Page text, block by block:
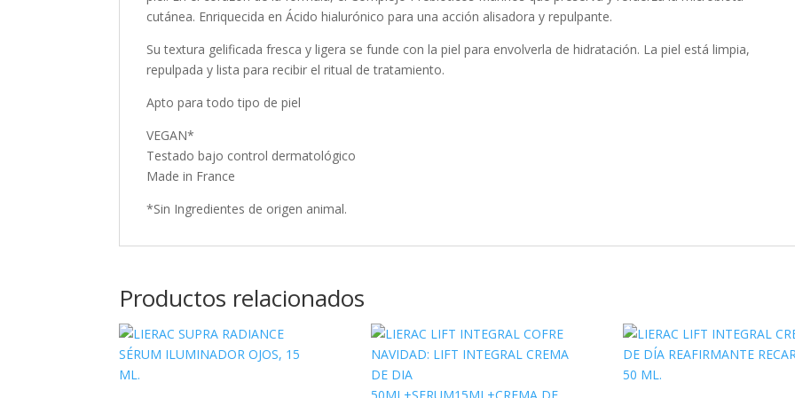
cutánea. Enriquecida en Ácido hialurónico para una acción alisadora y repulpante.
Su textura gelificada fresca y ligera se funde con la piel para envolverla de hidratación. La piel está limpia,
repulpada y lista para recibir el ritual de tratamiento.
Apto para todo tipo de piel
VEGAN*
Testado bajo control dermatológico
Made in France
*Sin Ingredientes de origen animal.
Productos relacionados